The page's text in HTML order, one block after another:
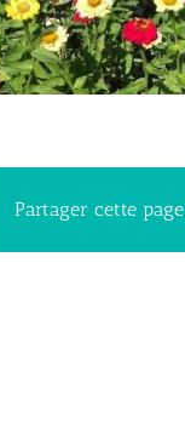
Partager cette page